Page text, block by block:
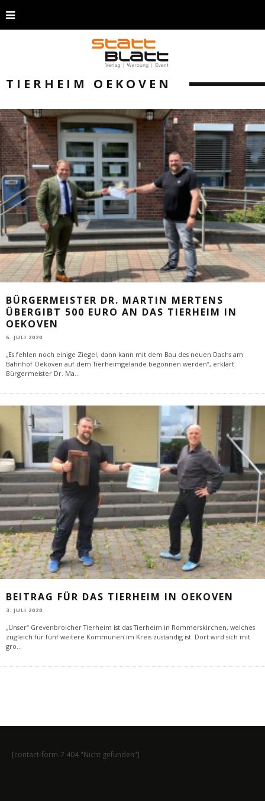
TIERHEIM OEKOVEN
BÜRGERMEISTER DR. MARTIN MERTENS
ÜBERGIBT 500 EURO AN DAS TIERHEIM IN
OEKOVEN
6. JULI 2020
„Es fehlen noch einige Ziegel, dann kann mit dem Bau des neuen Dachs am
Bahnhof Oekoven auf dem Tierheimgelände begonnen werden“, erklärt
Bürgermeister Dr. Ma...
BEITRAG FÜR DAS TIERHEIM IN OEKOVEN
3. JULI 2020
„Unser“ Grevenbroicher Tierheim ist das Tierheim in Rommerskirchen, welches
zugleich für fünf weitere Kommunen im Kreis zuständig ist. Dort wird sich mit
gro...
[contact-form-7 404 "Nicht gefunden"]